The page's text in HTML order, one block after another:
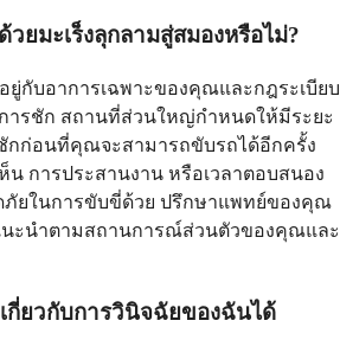
ยมะเร็งลุกลามสู่สมองหรือไม่?
กับอาการเฉพาะของคุณและกฎระเบียบ
รชัก สถานที่ส่วนใหญ่กำหนดให้มีระยะ
กก่อนที่คุณจะสามารถขับรถได้อีกครั้ง
น การประสานงาน หรือเวลาตอบสนอง
ภัยในการขับขี่ด้วย ปรึกษาแพทย์ของคุณ
นะนำตามสถานการณ์ส่วนตัวของคุณและ
กี่ยวกับการวินิจฉัยของฉันได้